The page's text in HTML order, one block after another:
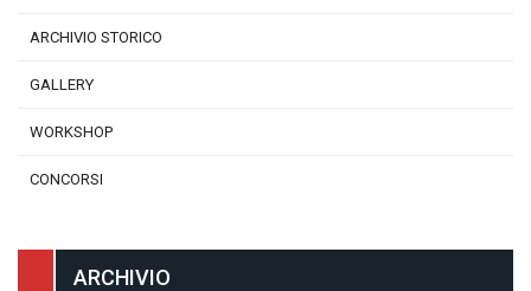
ARCHIVIO STORICO
GALLERY
WORKSHOP
CONCORSI
ARCHIVIO